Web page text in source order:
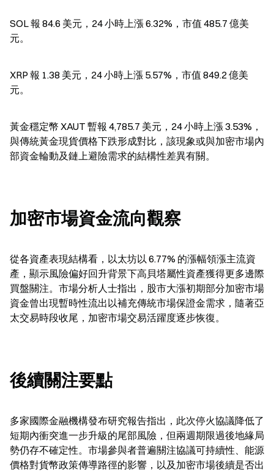
SOL 報 84.6 美元，24 小時上漲 6.32%，市值 485.7 億美
元。
XRP 報 1.38 美元，24 小時上漲 5.57%，市值 849.2 億美
元。
黃金穩定幣 XAUT 暫報 4,785.7 美元，24 小時上漲 3.53%，
與傳統黃金現貨價格下跌形成對比，該現象或與加密市場內
部資金輪動及鏈上避險需求的結構性差異有關。
加密市場資金流向觀察
從各資產表現結構看，以太坊以 6.77% 的漲幅領漲主流資
產，顯示風險偏好回升背景下高貝塔屬性資產獲得更多邊際
買盤關注。市場分析人士指出，股市大漲初期部分加密市場
資金曾出現暫時性流出以補充傳統市場保證金需求，隨著亞
太交易時段收尾，加密市場交易活躍度逐步恢復。
後續關注要點
多家國際金融機構發布研究報告指出，此次停火協議降低了
短期內衝突進一步升級的尾部風險，但兩週期限過後地緣局
勢仍存不確定性。市場參與者普遍關注協議可持續性、能源
價格對貨幣政策傳導路徑的影響，以及加密市場後續是否出